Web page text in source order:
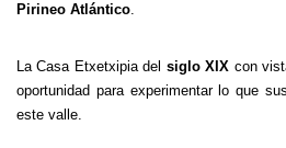
Pirineo Atlántico.
La Casa Etxetxipia del siglo XIX con
oportunidad para experimentar lo que
este valle.